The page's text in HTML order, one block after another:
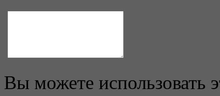
Вы можете использовать